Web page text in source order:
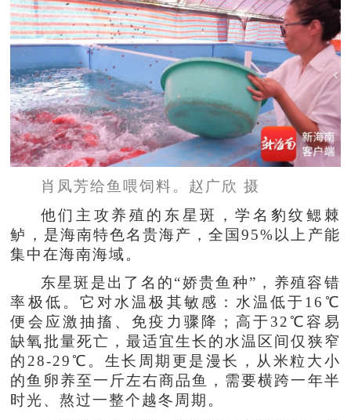
肖凤芳给鱼喂饲料。赵广欣 摄
他们主攻养殖的东星斑，学名豹纹鳃棘
鲈，是海南特色名贵海产，全国95%以上产能
集中在海南海域。
东星斑是出了名的“娇贵鱼种”，养殖容错
率极低。它对水温极其敏感：水温低于16℃
便会应激抽搐、免疫力骤降；高于32℃容易
缺氧批量死亡，最适宜生长的水温区间仅狭窄
的28-29℃。生长周期更是漫长，从米粒大小
的鱼卵养至一斤左右商品鱼，需要横跨一年半
时光、熬过一整个越冬周期。